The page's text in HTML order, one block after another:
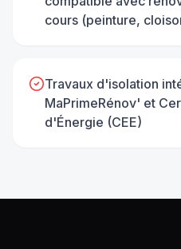
cours (peinture,
Travaux d'isolation
MaPrimeRénov' et
d'Énergie (CEE)